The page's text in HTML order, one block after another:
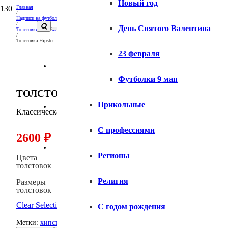
Новый год
День Святого Валентина
23 февраля
Футболки 9 мая
Прикольные
С профессиями
Регионы
Религия
С годом рождения
Главная
/
Надписи на футболках и толстовках
/
Толстовки с надписями
/
Толстовка Hipster
ТОЛСТОВКА HIPSTER
Классическая утепленная толстовка Hipster, худи с
2600 ₽
Цвета
толстовок
Размеры
толстовок
Clear Selection
Метки: хипстер